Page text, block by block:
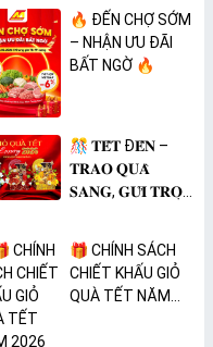
🔥 ĐẾN CHỢ SỚM
– NHẬN ƯU ĐÃI
BẤT NGỜ 🔥
🎊 𝐓𝐄̂́𝐓 Đ𝐄̂́𝐍 –
𝐓𝐑𝐀𝐎 𝐐𝐔𝐀̀
𝐒𝐀𝐍𝐆, 𝐆𝐔̛̉𝐈 𝐓𝐑𝐎̣𝐍
🎁 CHÍNH SÁCH
CHIẾT KHẤU GIỎ
QUÀ TẾT NĂM